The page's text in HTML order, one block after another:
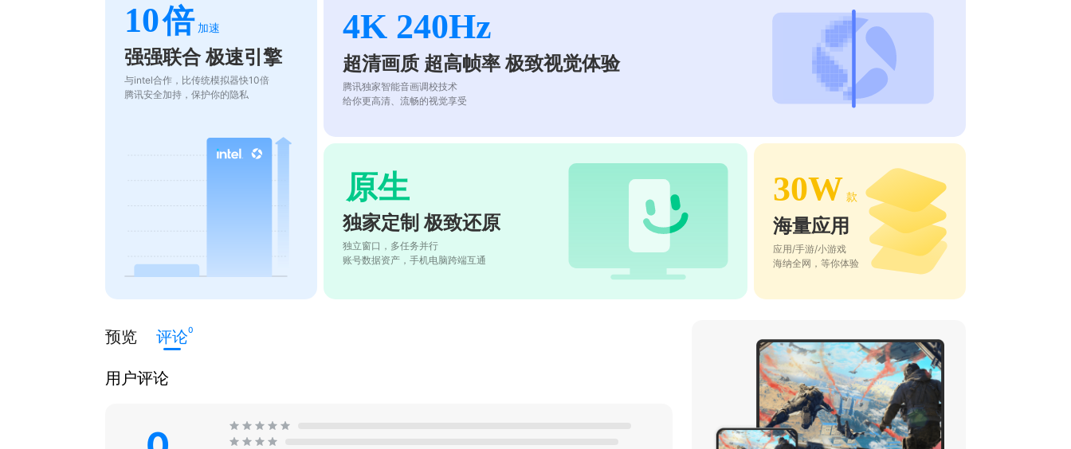
10倍 加速
强强联合 极速引擎
与intel合作，比传统模拟器快10倍
腾讯安全加持，保护你的隐私
4K 240Hz
超清画质 超高帧率 极致视觉体验
腾讯独家智能音画调校技术
给你更高清、流畅的视觉享受
原生
独家定制 极致还原
独立窗口，多任务并行
账号数据资产，手机电脑跨端互通
30W 款
海量应用
应用/手游/小游戏
海纳全网，等你体验
预览 评论0
用户评论